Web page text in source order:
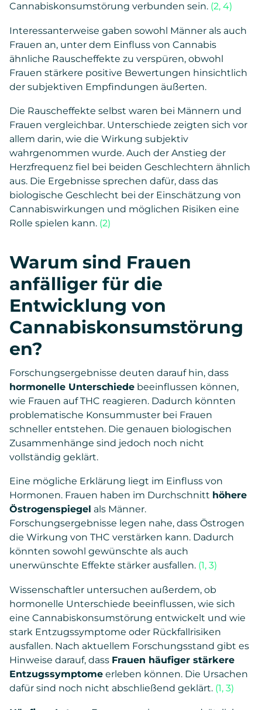
Cannabiskonsumstörung verbunden sein. (2, 4)
Interessanterweise gaben sowohl Männer als auch
Frauen an, unter dem Einfluss von Cannabis
ähnliche Rauscheffekte zu verspüren, obwohl
Frauen stärkere positive Bewertungen hinsichtlich
der subjektiven Empfindungen äußerten.
Die Rauscheffekte selbst waren bei Männern und
Frauen vergleichbar. Unterschiede zeigten sich vor
allem darin, wie die Wirkung subjektiv
wahrgenommen wurde. Auch der Anstieg der
Herzfrequenz fiel bei beiden Geschlechtern ähnlich
aus. Die Ergebnisse sprechen dafür, dass das
biologische Geschlecht bei der Einschätzung von
Cannabiswirkungen und möglichen Risiken eine
Rolle spielen kann. (2)
Warum sind Frauen
anfälliger für die
Entwicklung von
Cannabiskonsumstörung
en?
Forschungsergebnisse deuten darauf hin, dass
hormonelle Unterschiede beeinflussen können,
wie Frauen auf THC reagieren. Dadurch könnten
problematische Konsummuster bei Frauen
schneller entstehen. Die genauen biologischen
Zusammenhänge sind jedoch noch nicht
vollständig geklärt.
Eine mögliche Erklärung liegt im Einfluss von
Hormonen. Frauen haben im Durchschnitt höhere
Östrogenspiegel als Männer.
Forschungsergebnisse legen nahe, dass Östrogen
die Wirkung von THC verstärken kann. Dadurch
könnten sowohl gewünschte als auch
unerwünschte Effekte stärker ausfallen. (1, 3)
Wissenschaftler untersuchen außerdem, ob
hormonelle Unterschiede beeinflussen, wie sich
eine Cannabiskonsumstörung entwickelt und wie
stark Entzugssymptome oder Rückfallrisiken
ausfallen. Nach aktuellem Forschungsstand gibt es
Hinweise darauf, dass Frauen häufiger stärkere
Entzugssymptome erleben können. Die Ursachen
dafür sind noch nicht abschließend geklärt. (1, 3)